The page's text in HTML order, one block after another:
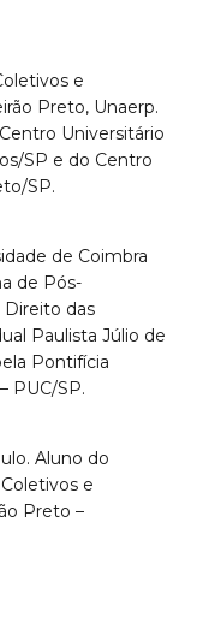
e
Preto, Unaerp.
Universitário
SP e do Centro
SP.
de Coimbra
de Pós-
Direito das
Paulista Júlio de
Pontifícia
PUC/SP.
Aluno do
e
Preto –